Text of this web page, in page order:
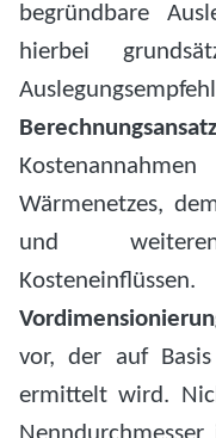
begründbare
hierbei
Berechnungsansatz
Wärmenetzes,
und weiteren
vor, der auf
ermittelt wird.